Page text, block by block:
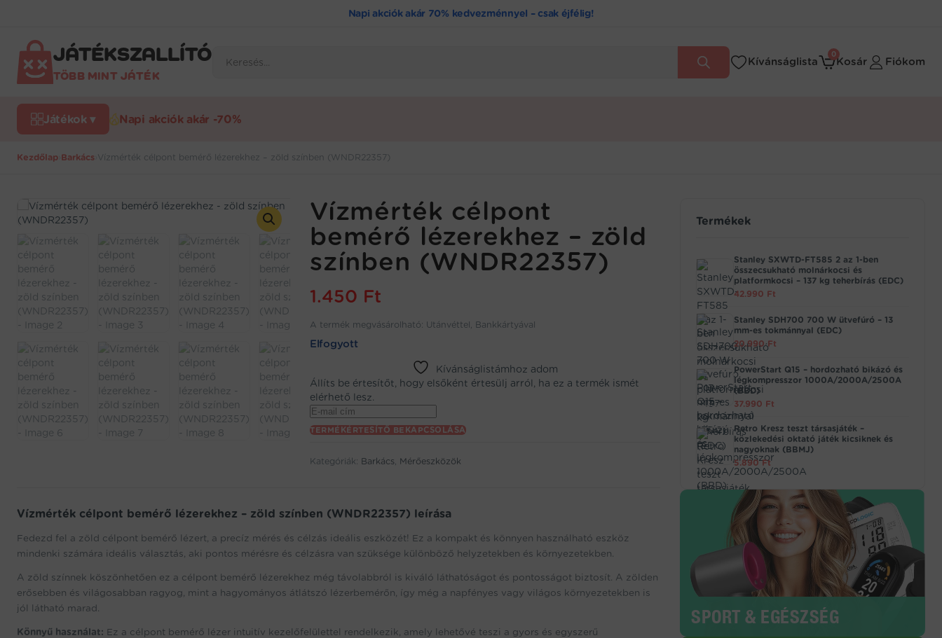
Napi akciók akár 70% kedvezménnyel – csak éjfélig!
JÁTÉKSZALLÍTÓ
TÖBB MINT JÁTÉK
search
Kívánságlista
0
Kosár Fiókom
Játékok ▾ Napi akciók akár -70%
Kezdőlap Barkács Vízmérték célpont bemérő lézerekhez – zöld színben (WNDR22357)
Vízmérték célpont
bemérő lézerekhez – zöld
színben (WNDR22357)
1.450 Ft
A termék megvásárolható: Utánvéttel, Bankkártyával
Elfogyott
Kívánságlistámhoz adom
Állíts be értesítőt, hogy elsőként értesülj arról, ha ez a termék ismét
elérhető lesz.
Enter
your
email
to
waitlist
this
product
TERMÉKÉRTESÍTŐ BEKAPCSOLÁSA
Kategóriák: Barkács, Mérőeszközök
Vízmérték célpont bemérő lézerekhez – zöld színben (WNDR22357) leírása
Fedezd fel a zöld célpont bemérő lézert, a precíz mérés és célzás ideális eszközét! Ez a kompakt és könnyen használható eszköz
mindenki számára ideális választás, aki pontos mérésre és célzásra van szüksége különböző helyzetekben és környezetekben.
A zöld színnek köszönhetően ez a célpont bemérő lézerekhez még távolabbról is kiváló láthatóságot és pontosságot biztosít. A zölden
erősebben és világosabban ragyog, mint a hagyományos átlátszó lézerbemérőn, így még a napfényes vagy világos környezetekben is
jól látható marad.
Könnyű használat: Ez a célpont bemérő lézer intuitív kezelőfelülettel rendelkezik, amely lehetővé teszi a gyors és egyszerű
Termékek
Stanley SXWTD-FT585 2 az 1-ben
összecsukható molnárkocsi és
platformkocsi – 137 kg teherbírás (EDC)
42.990 Ft
Stanley SDH700 700 W ütvefúró – 13
mm-es tokmánnyal (EDC)
20.990Ft
PowerStart Q15 – hordozható bikázó és
légkompresszor 1000A/2000A/2500A
(BBD)
37.990 Ft
Retro Kresz teszt társasjáték –
közlekedési oktató játék kicsiknek és
nagyoknak (BBMJ)
5.890Ft
SPORT & EGÉSZSÉG